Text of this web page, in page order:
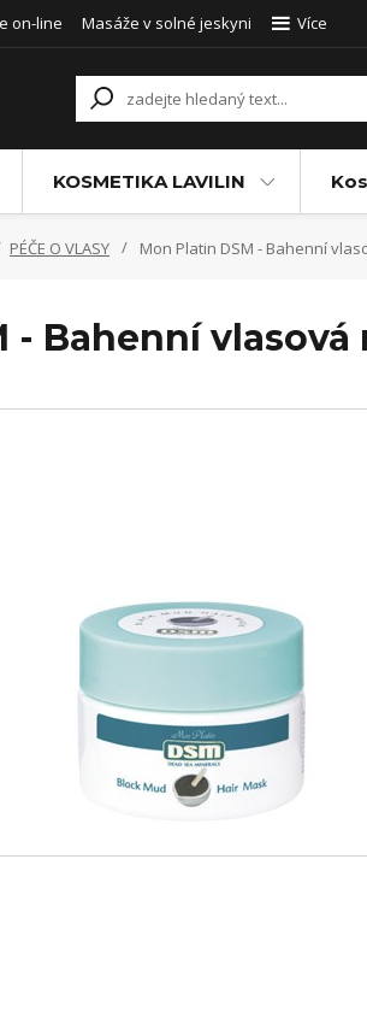
on-line Masáže v solné jeskyni Více
KOSMETIKA LAVILIN
PÉČE O VLASY Mon Platin DSM - Bahenní
- Bahenní